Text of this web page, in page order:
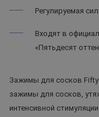
Регулируемая
Входят в
«Пятьдесят
Зажимы для сосков Fifty
зажимы для сосков,
интенсивной стимуляции.